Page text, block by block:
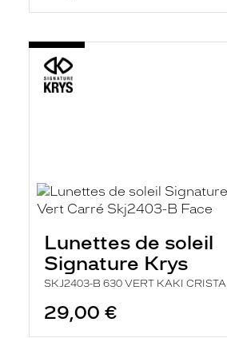
Lunettes de soleil
Signature Krys
SKJ2403-B 630 VERT KAKI CRISTA
29,00 €